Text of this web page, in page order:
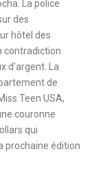
La police
des
hôtel des
contradiction
d’argent. La
de
Teen USA,
couronne
qui
prochaine édition